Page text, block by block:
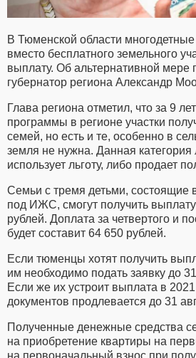
В Тюменской области
вместо бесплатного земельного
выплату. Об альтернативной мере
губернатор региона Александр
Глава региона отметил, что за 9
программы в регионе участки
семей, но есть и те, особенно в
земля не нужна. Данная
использует льготу, либо продает
Семьи с тремя детьми, состоящие
под ИЖС, смогут получить
рублей. Доплата за четвертого и
будет составит 64 650 рублей.
Если тюменцы хотят получить
им необходимо подать заявку до
Если же их устроит выплата в
документов продлевается до 31
Полученные денежные средства
на приобретение квартиры на
на первоначальный взнос при